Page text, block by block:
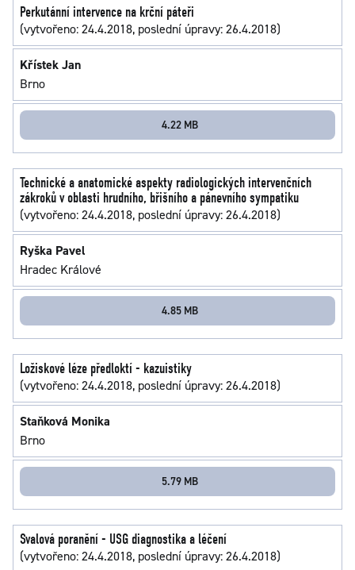
Perkutánní intervence na krční páteři
(vytvořeno: 24.4.2018, poslední úpravy: 26.4.2018)
Křístek Jan
Brno
4.22 MB
Technické a anatomické aspekty radiologických intervenčních
zákroků v oblasti hrudního, břišního a pánevního sympatiku
(vytvořeno: 24.4.2018, poslední úpravy: 26.4.2018)
Ryška Pavel
Hradec Králové
4.85 MB
Ložiskové léze předloktí - kazuistiky
(vytvořeno: 24.4.2018, poslední úpravy: 26.4.2018)
Staňková Monika
Brno
5.79 MB
Svalová poranění - USG diagnostika a léčení
(vytvořeno: 24.4.2018, poslední úpravy: 26.4.2018)